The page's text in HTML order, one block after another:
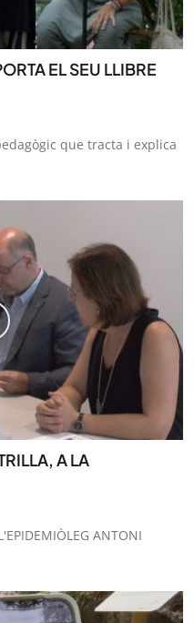
EL SEU LLIBRE
que tracta i explica
A LA
ANTONI